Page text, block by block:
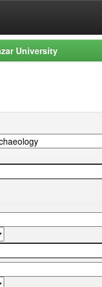
University